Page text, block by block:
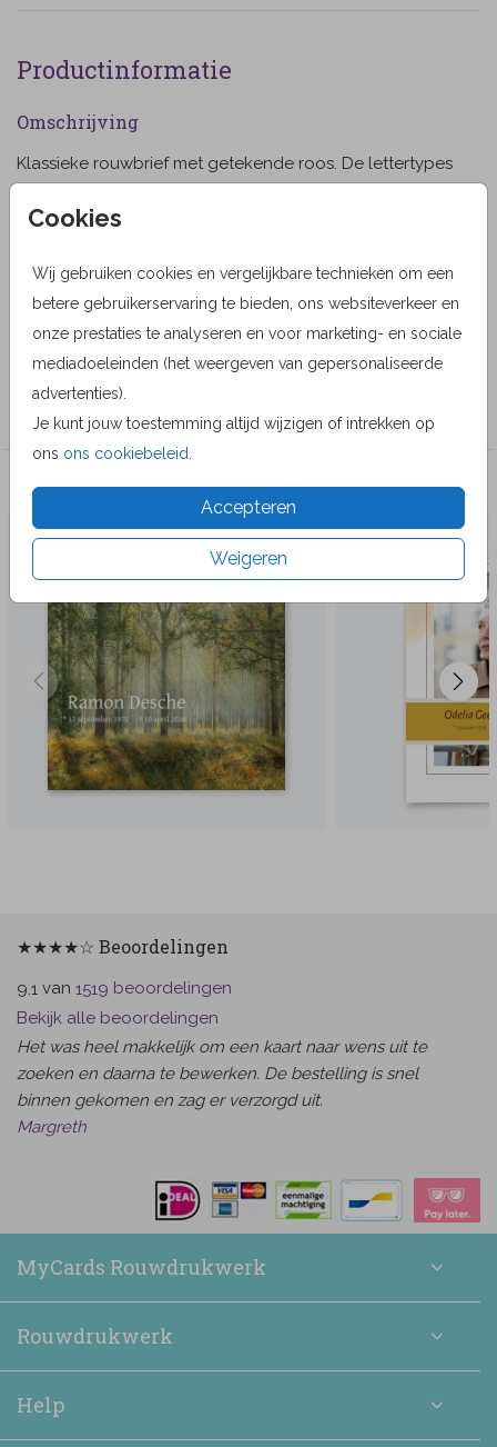
Cookies
Wij gebruiken cookies en vergelijkbare technieken om een
betere gebruikerservaring te bieden, ons websiteverkeer en
onze prestaties te analyseren en voor marketing- en sociale
mediadoeleinden (het weergeven van gepersonaliseerde
advertenties).
Je kunt jouw toestemming altijd wijzigen of intrekken op
ons ons cookiebeleid
Accepteren
Weigeren
Productinformatie
Omschrijving
Klassieke rouwbrief met getekende roos. De lettertypes
een traditionele rouwbrief adviseren wij u te bestellen
biotop rouw-envelop.
Toon meer
Designer
MyCards Design
Collectie
Veel gekozen producten
★★★★☆ Beoordelingen
9.1 van 1519 beoordelingen
Bekijk alle beoordelingen
Het was heel makkelijk om een kaart naar wens uit te
zoeken en daarna te bewerken. De bestelling is snel
binnen gekomen en zag er verzorgd uit.
Margreth
MyCards Rouwdrukwerk
Rouwdrukwerk
Help